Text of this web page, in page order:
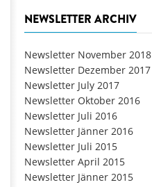
NEWSLETTER ARCHIV
Newsletter November 2018
Newsletter Dezember 2017
Newsletter July 2017
Newsletter Oktober 2016
Newsletter Juli 2016
Newsletter Jänner 2016
Newsletter Juli 2015
Newsletter April 2015
Newsletter Jänner 2015